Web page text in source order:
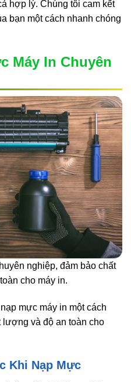
hợp lý. Chúng tôi cam kết
bạn một cách nhanh chóng
Máy In Chuyên
nghiệp, đảm bảo chất
cho máy in.
mực máy in một cách
lượng và độ an toàn cho
Khi Nạp Mực